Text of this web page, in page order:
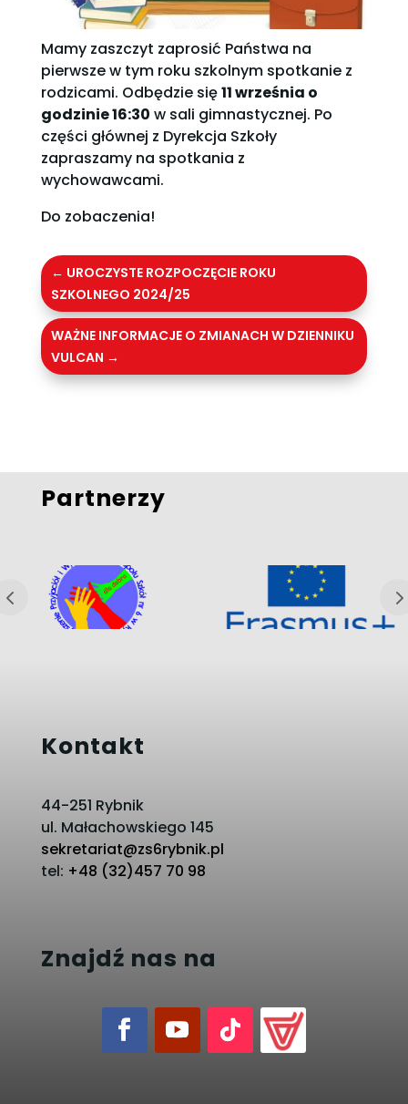
Mamy zaszczyt zaprosić Państwa na
pierwsze w tym roku szkolnym spotkanie z
rodzicami. Odbędzie się11 września o
godzinie 16:30 w sali gimnastycznej. Po
części głównej z Dyrekcja Szkoły
zapraszamy na spotkania z
wychowawcami.
Do zobaczenia!
← UROCZYSTE ROZPOCZĘCIE ROKU
SZKOLNEGO 2024/25
WAŻNE INFORMACJE O ZMIANACH W DZIENNIKU
VULCAN →
Partnerzy
Kontakt
44-251 Rybnik
ul. Małachowskiego 145
sekretariat@zs6rybnik.pl
tel: +48 (32)457 70 98
Znajdź nas na